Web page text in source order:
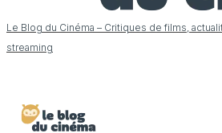
Le Blog du Cinéma – Critiques de films,
streaming